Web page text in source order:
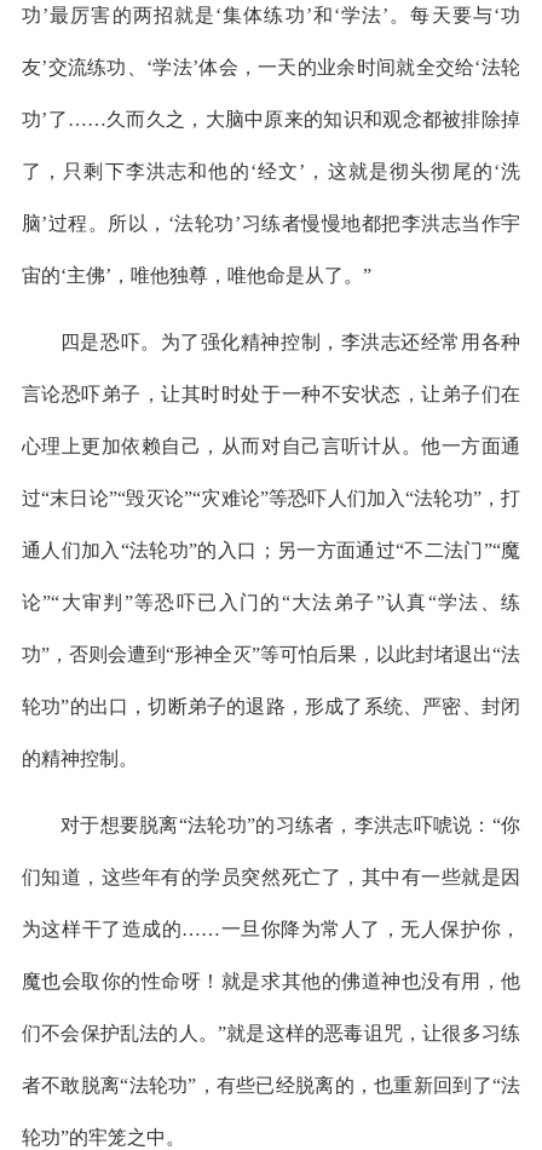
功’最厉害的两招就是‘集体练功’和‘学法’。每天要与‘功
友’交流练功、‘学法’体会，一天的业余时间就全交给‘法轮
功’了……久而久之，大脑中原来的知识和观念都被排除掉
了，只剩下李洪志和他的‘经文’，这就是彻头彻尾的‘洗
脑’过程。所以，‘法轮功’习练者慢慢地都把李洪志当作宇
宙的‘主佛’，唯他独尊，唯他命是从了。”
四是恐吓。为了强化精神控制，李洪志还经常用各种
言论恐吓弟子，让其时时处于一种不安状态，让弟子们在
心理上更加依赖自己，从而对自己言听计从。他一方面通
过“末日论”“毁灭论”“灾难论”等恐吓人们加入“法轮功”，打
通人们加入“法轮功”的入口；另一方面通过“不二法门”“魔
论”“大审判”等恐吓已入门的“大法弟子”认真“学法、练
功”，否则会遭到“形神全灭”等可怕后果，以此封堵退出“法
轮功”的出口，切断弟子的退路，形成了系统、严密、封闭
的精神控制。
对于想要脱离“法轮功”的习练者，李洪志吓唬说：“你
们知道，这些年有的学员突然死亡了，其中有一些就是因
为这样干了造成的……一旦你降为常人了，无人保护你，
魔也会取你的性命呀！就是求其他的佛道神也没有用，他
们不会保护乱法的人。”就是这样的恶毒诅咒，让很多习练
者不敢脱离“法轮功”，有些已经脱离的，也重新回到了“法
轮功”的牢笼之中。